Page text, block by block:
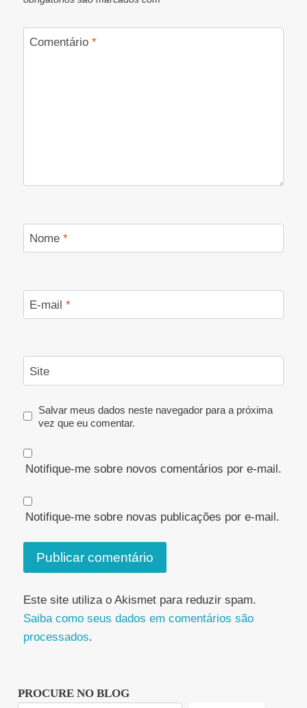
Comentário *
Nome *
E-mail *
Site
Salvar meus dados neste navegador para a próxima
vez que eu comentar.
Notifique-me sobre novos comentários por e-mail.
Notifique-me sobre novas publicações por e-mail.
Este site utiliza o Akismet para reduzir spam.
Saiba como seus dados em comentários são
processados.
PROCURE NO BLOG